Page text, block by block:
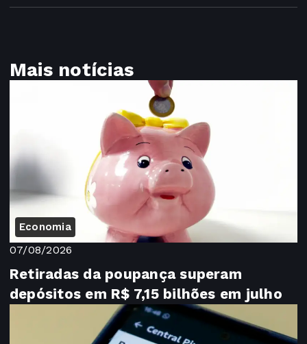
Mais notícias
Economia
07/08/2026
Retiradas da poupança superam
depósitos em R$ 7,15 bilhões em julho